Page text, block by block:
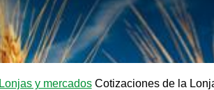
Lonjas y mercados Cotizaciones de la